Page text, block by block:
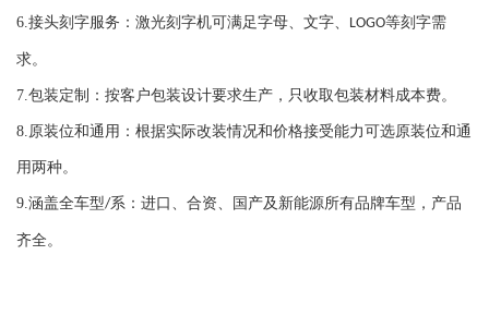
大众 途昂 2017-2019
大众 宝来经典 -
大众 全新宝来 2018-
大众 新宝来 2008-
大众 高尔夫 R2O R32
6.接头刻字服务：激光刻字机可满足字母、文字、 LOGO等刻字需
求。
7.包装定制：按客户包装设计要求生产，只收取包装材料成本费。
8.原装位和通用：根据实际改装情况和价格接受能力可选原装位和通
用两种。
9.涵盖全车型/系：进口、合资、国产及新能源所有品牌车型，产品
齐全。